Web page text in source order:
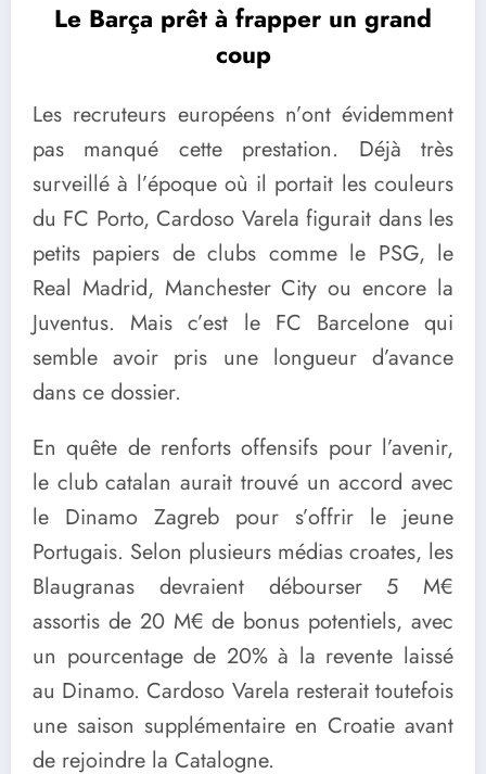
Le Barça prêt à frapper un grand
coup
Les recruteurs européens n’ont évidemment
pas manqué cette prestation. Déjà très
surveillé à l’époque où il portait les couleurs
du FC Porto, Cardoso Varela figurait dans les
petits papiers de clubs comme le PSG, le
Real Madrid, Manchester City ou encore la
Juventus. Mais c’est le FC Barcelone qui
semble avoir pris une longueur d’avance
dans ce dossier.
En quête de renforts offensifs pour l’avenir,
le club catalan aurait trouvé un accord avec
le Dinamo Zagreb pour s’offrir le jeune
Portugais. Selon plusieurs médias croates, les
Blaugranas devraient débourser 5 M€
assortis de 20 M€ de bonus potentiels, avec
un pourcentage de 20% à la revente laissé
au Dinamo. Cardoso Varela resterait toutefois
une saison supplémentaire en Croatie avant
de rejoindre la Catalogne.